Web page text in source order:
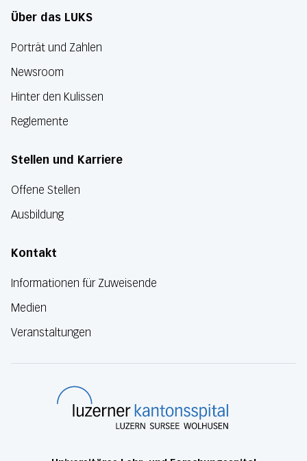
Über das LUKS
Porträt und Zahlen
Newsroom
Hinter den Kulissen
Reglemente
Stellen und Karriere
Offene Stellen
Ausbildung
Kontakt
Informationen für Zuweisende
Medien
Veranstaltungen